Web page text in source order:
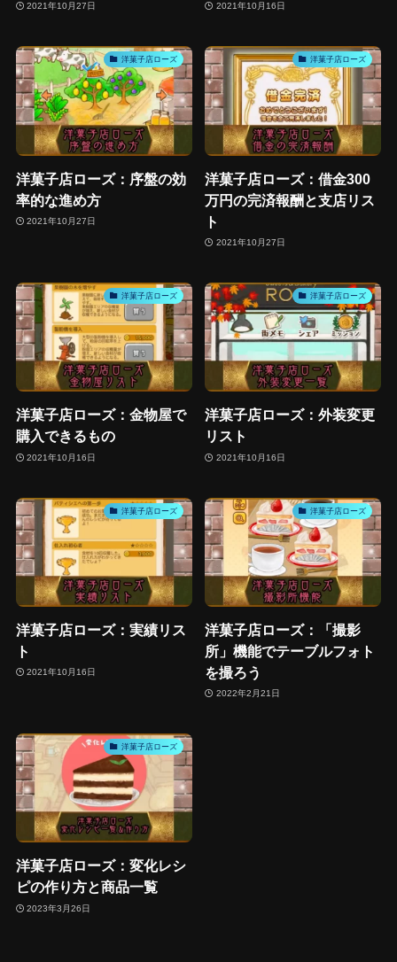
2021年10月27日 2021年10月16日
洋菓子店ローズ
洋菓子店ローズ：序盤の効
率的な進め方
2021年10月27日
洋菓子店ローズ
洋菓子店ローズ：借金300
万円の完済報酬と支店リス
ト
2021年10月27日
洋菓子店ローズ
洋菓子店ローズ：金物屋で
購入できるもの
2021年10月16日
洋菓子店ローズ
洋菓子店ローズ：外装変更
リスト
2021年10月16日
洋菓子店ローズ
洋菓子店ローズ：実績リス
ト
2021年10月16日
洋菓子店ローズ
洋菓子店ローズ：「撮影
所」機能でテーブルフォト
を撮ろう
2022年2月21日
洋菓子店ローズ
洋菓子店ローズ：変化レシ
ピの作り方と商品一覧
2023年3月26日